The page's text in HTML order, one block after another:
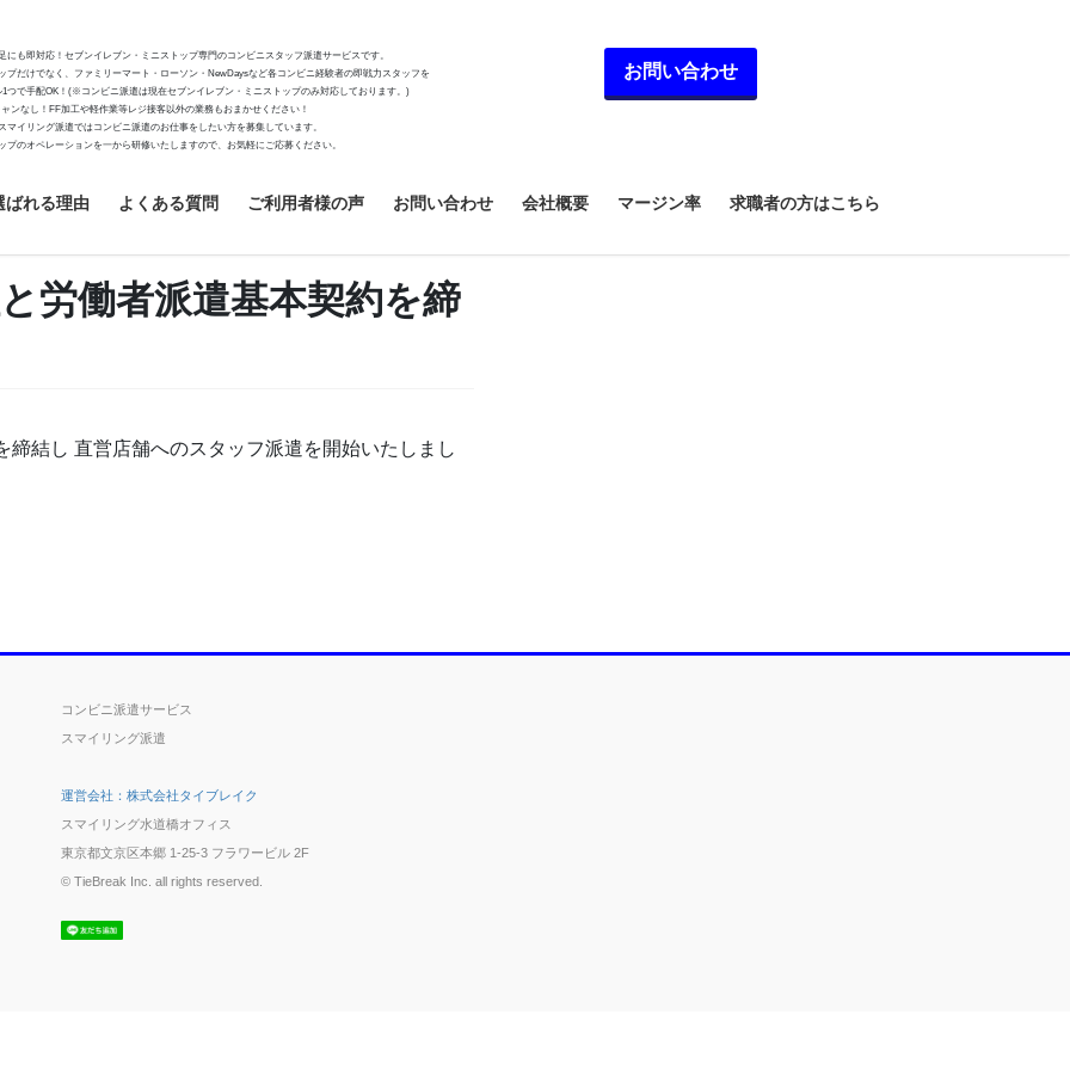
にも即対応！セブンイレブン・ミニストップ専門のコンビニスタッフ派遣サービスです。
プだけでなく、ファミリーマート・ローソン・NewDaysなど各コンビニ経験者の即戦力スタッフを
1つで手配OK！(※コンビニ派遣は現在セブンイレブン・ミニストップのみ対応しております。)
ンなし！FF加工や軽作業等レジ接客以外の業務もおまかせください！
マイリング派遣ではコンビニ派遣のお仕事をしたい方を募集しています。
プのオペレーションを一から研修いたしますので、お気軽にご応募ください。
お問い合わせ
ばれる理由 よくある質問 ご利用者様の声 お問い合わせ 会社概要 マージン率 求職者の方はこちら
労働者派遣基本契約を締
結し 直営店舗へのスタッフ派遣を開始いたしまし
コンビニ派遣サービス
スマイリング派遣
運営会社：株式会社タイブレイク
スマイリング水道橋オフィス
東京都文京区本郷 1-25-3 フラワービル 2F
© TieBreak Inc. all rights reserved.